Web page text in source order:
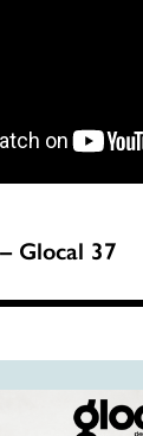
Glocal 37